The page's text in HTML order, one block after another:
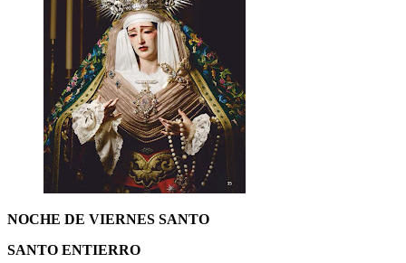
NOCHE DE VIERNES SANTO
SANTO ENTIERRO